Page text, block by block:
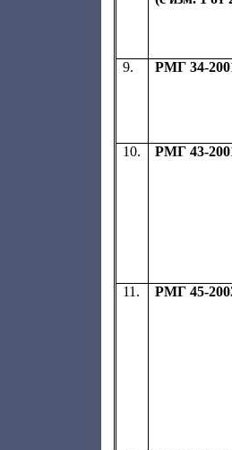
9. РМГ 34-
10. РМГ 43-
11. РМГ 45-